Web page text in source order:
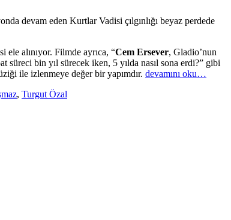
devam eden Kurtlar Vadisi çılgınlığı beyaz perdede
alınıyor. Filmde ayrıca, “Cem Ersever, Gladio’nun
bin yıl sürecek iken, 5 yılda nasıl sona erdi?” gibi
ile izlenmeye değer bir yapımdır. devamını oku…
, Turgut Özal